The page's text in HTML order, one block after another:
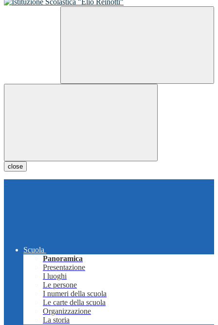
close
Scuola
Panoramica
Presentazione
I luoghi
Le persone
I numeri della scuola
Le carte della scuola
Organizzazione
La storia